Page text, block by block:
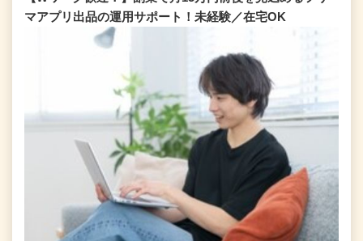
マアプリ出品の運用サポート！未経験／在宅OK